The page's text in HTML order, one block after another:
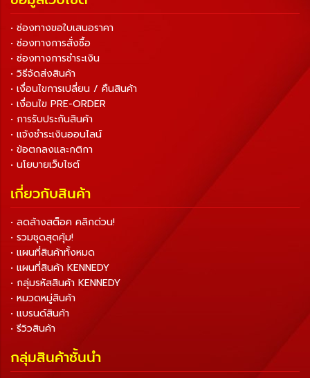
• ช่องทางขอใบเสนอราคา
• ช่องทางการสั่งซื้อ
• ช่องทางการชำระเงิน
• วิธีจัดส่งสินค้า
• เงื่อนไขการเปลี่ยน / คืนสินค้า
• เงื่อนไข PRE-ORDER
• การรับประกันสินค้า
• แจ้งชำระเงินออนไลน์
• ข้อตกลงและกติกา
• นโยบายเว็บไซต์
เกี่ยวกับสินค้า
• ลดล้างสต็อค คลิกด่วน!
• รวมชุดสุดคุ้ม!
• แผนที่สินค้าทั้งหมด
• แผนที่สินค้า KENNEDY
• กลุ่มรหัสสินค้า KENNEDY
• หมวดหมู่สินค้า
• แบรนด์สินค้า
• รีวิวสินค้า
กลุ่มสินค้าชั้นนำ